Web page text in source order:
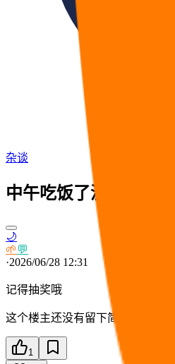
杂谈
中午吃饭了没
🌙
🌱 💬
·2026/06/28 12:31
记得抽奖哦
这个楼主还没有留下简介。
1